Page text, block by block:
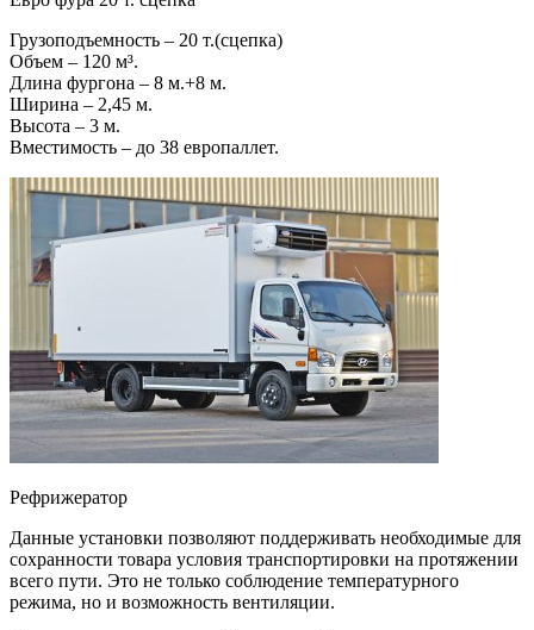
Грузоподъемность – 20 т.(сцепка)
Объем – 120 м³.
Длина фургона – 8 м.+8 м.
Ширина – 2,45 м.
Высота – 3 м.
Вместимость – до 38 европаллет.
Рефрижератор
Данные установки позволяют поддерживать необходимые для
сохранности товара условия транспортировки на протяжении
всего пути. Это не только соблюдение температурного
режима, но и возможность вентиляции.